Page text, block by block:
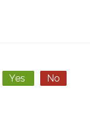
Yes No